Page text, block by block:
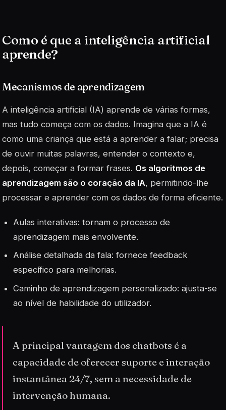
Como é que a inteligência artificial
aprende?
Mecanismos de aprendizagem
A inteligência artificial (IA) aprende de várias formas,
mas tudo começa com os dados. Imagina que a IA é
como uma criança que está a aprender a falar; precisa
de ouvir muitas palavras, entender o contexto e,
depois, começar a formar frases. Os algoritmos de
aprendizagem são o coração da IA, permitindo-lhe
processar e aprender com os dados de forma eficiente.
Aulas interativas: tornam o processo de
aprendizagem mais envolvente.
Análise detalhada da fala: fornece feedback
específico para melhorias.
Caminho de aprendizagem personalizado: ajusta-se
ao nível de habilidade do utilizador.
A principal vantagem dos chatbots é a
capacidade de oferecer suporte e interação
instantânea 24/7, sem a necessidade de
intervenção humana.